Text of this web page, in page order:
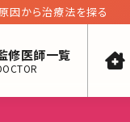
因から治療法を探る
修医師一覧